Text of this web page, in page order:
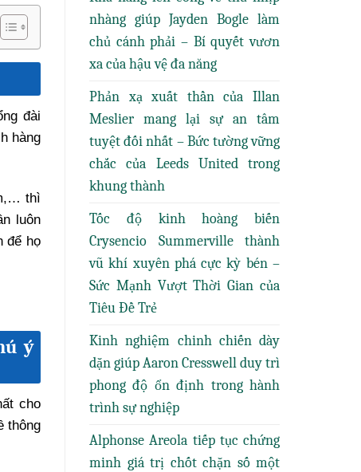
đài
hàng
thì
luôn
để họ
ý
cho
thông
nhàng giúp Jayden Bogle làm
chủ cánh phải – Bí quyết vươn
xa của hậu vệ đa năng
Phản xạ xuất thần của Illan
Meslier mang lại sự an tâm
tuyệt đối nhất – Bức tường vững
chắc của Leeds United trong
khung thành
Tốc độ kinh hoàng biến
Crysencio Summerville thành
vũ khí xuyên phá cực kỳ bén –
Sức Mạnh Vượt Thời Gian của
Tiêu Đề Trẻ
Kinh nghiệm chinh chiến dày
dặn giúp Aaron Cresswell duy trì
phong độ ổn định trong hành
trình sự nghiệp
Alphonse Areola tiếp tục chứng
minh giá trị chốt chặn số một